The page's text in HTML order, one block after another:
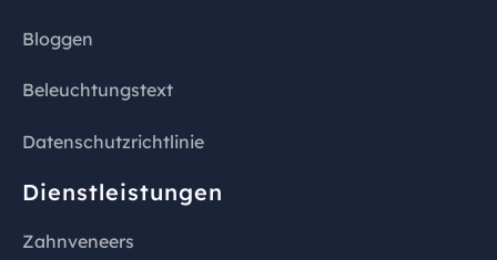
Bloggen
Beleuchtungstext
Datenschutzrichtlinie
Dienstleistungen
Zahnveneers